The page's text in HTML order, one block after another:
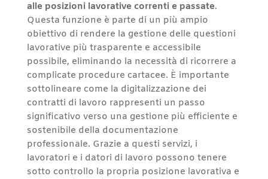
alle posizioni lavorative correnti e passate.
Questa funzione è parte di un più ampio
obiettivo di rendere la gestione delle questioni
lavorative più trasparente e accessibile
possibile, eliminando la necessità di ricorrere a
complicate procedure cartacee. È importante
sottolineare come la digitalizzazione dei
contratti di lavoro rappresenti un passo
significativo verso una gestione più efficiente e
sostenibile della documentazione
professionale. Grazie a questi servizi, i
lavoratori e i datori di lavoro possono tenere
sotto controllo la propria posizione lavorativa e